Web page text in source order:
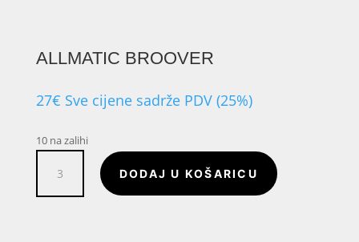
ALLMATIC BROOVER
27€ Sve cijene sadrže PDV (25%)
10 na zalihi
BROOVER
količina
DODAJ U KOŠARICU